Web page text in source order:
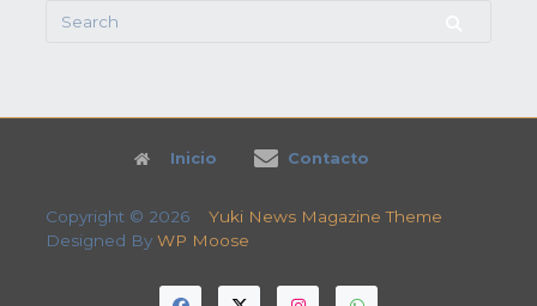
Search
Inicio Contacto
Copyright © 2026 Yuki News Magazine Theme
Designed By WP Moose